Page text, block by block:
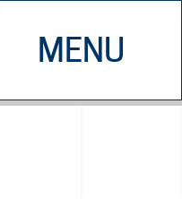
MENU
CHI SIAMO